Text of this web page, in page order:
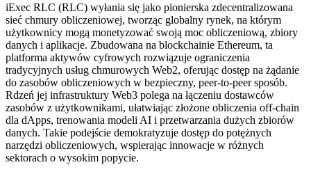
iExec RLC (RLC) wyłania się jako pionierska zdecentralizowana
sieć chmury obliczeniowej, tworząc globalny rynek, na którym
użytkownicy mogą monetyzować swoją moc obliczeniową, zbiory
danych i aplikacje. Zbudowana na blockchainie Ethereum, ta
platforma aktywów cyfrowych rozwiązuje ograniczenia
tradycyjnych usług chmurowych Web2, oferując dostęp na żądanie
do zasobów obliczeniowych w bezpieczny, peer-to-peer sposób.
Rdzeń jej infrastruktury Web3 polega na łączeniu dostawców
zasobów z użytkownikami, ułatwiając złożone obliczenia off-chain
dla dApps, trenowania modeli AI i przetwarzania dużych zbiorów
danych. Takie podejście demokratyzuje dostęp do potężnych
narzędzi obliczeniowych, wspierając innowacje w różnych
sektorach o wysokim popycie.